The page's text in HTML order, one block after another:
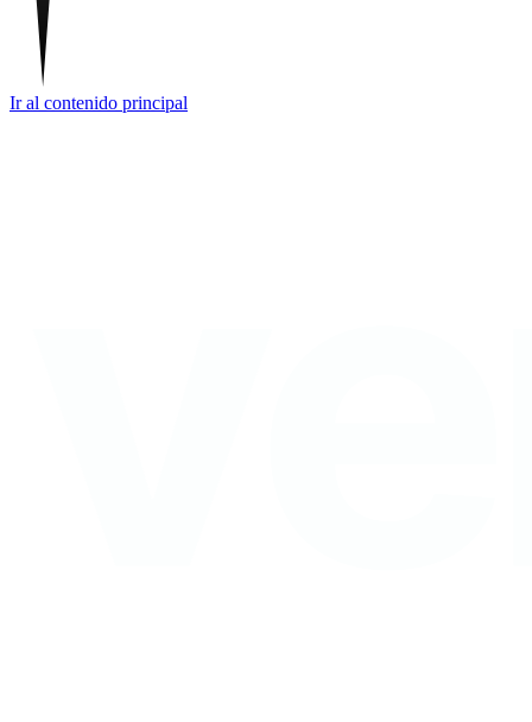
Ir al contenido principal